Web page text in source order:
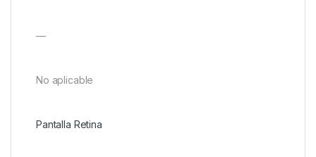
—
No aplicable
Pantalla Retina